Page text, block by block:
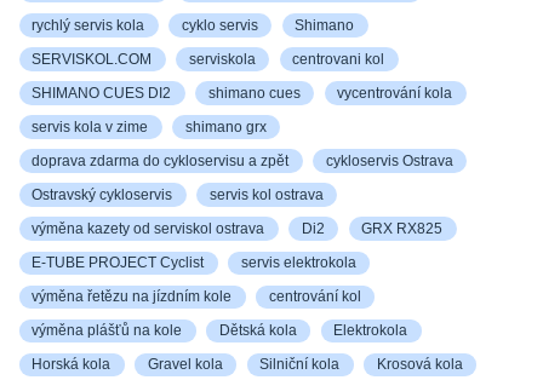
rychlý servis kola cyklo servis Shimano
SERVISKOL.COM serviskola centrovani kol
SHIMANO CUES DI2 shimano cues vycentrování kola
servis kola v zime shimano grx
doprava zdarma do cykloservisu a zpět cykloservis Ostrava
Ostravský cykloservis servis kol ostrava
výměna kazety od serviskol ostrava Di2 GRX RX825
E-TUBE PROJECT Cyclist servis elektrokola
výměna řetězu na jízdním kole centrování kol
výměna plášťů na kole Dětská kola Elektrokola
Horská kola Gravel kola Silniční kola Krosová kola